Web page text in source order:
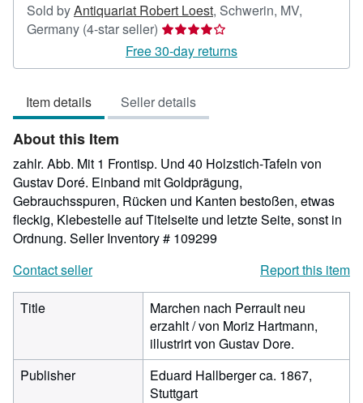
Sold byAntiquariat Robert Loest, Schwerin, MV,
Germany (4-star seller) Seller
rating
4
of
5
Free 30-day returns
Item details Seller details
About this Item
zahlr. Abb. Mit 1 Frontisp. Und 40 Holzstich-Tafeln von
Gustav Doré. Einband mit Goldprägung,
Gebrauchsspuren, Rücken und Kanten bestoßen, etwas
fleckig, Klebestelle auf Titelseite und letzte Seite, sonst in
Ordnung. Seller Inventory # 109299
Contact seller
Report this item
Title
Marchen nach Perrault neu
erzahlt / von Moriz Hartmann,
illustrirt von Gustav Dore.
Publisher
Eduard Hallberger ca. 1867,
Stuttgart